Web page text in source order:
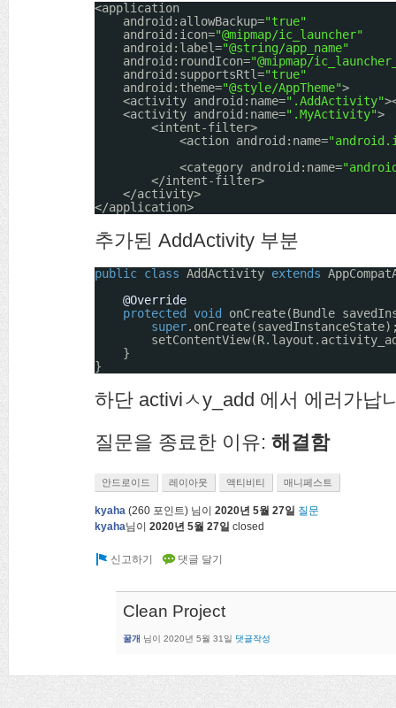
<application
android:allowBackup="true"
android:icon="@mipmap/ic_launcher"
android:label="@string/app_name"
android:roundIcon="@mipmap/
android:supportsRtl="true"
android:theme="@style/AppTheme">
<activity android:name=".AddActivity"
<activity android:name=".MyActivity">
<intent-filter>
<action android:name=
<category android:name=
</intent-filter>
</activity>
</application>
추가된 AddActivity 부분
public class AddActivity extends
@Override
protected
void
onCreate(Bundle
super
}
}
하단 activiㅅy_add 에서 에러가납
질문을 종료한 이유: 해결함
안드로이드 레이아웃 액티비티 매니페스트
kyaha (260 포인트) 님이 2020년 5월 27일 질문
kyaha님이 2020년 5월 27일 closed
Clean Project
꿀개 님이 2020년 5월 31일 댓글작성